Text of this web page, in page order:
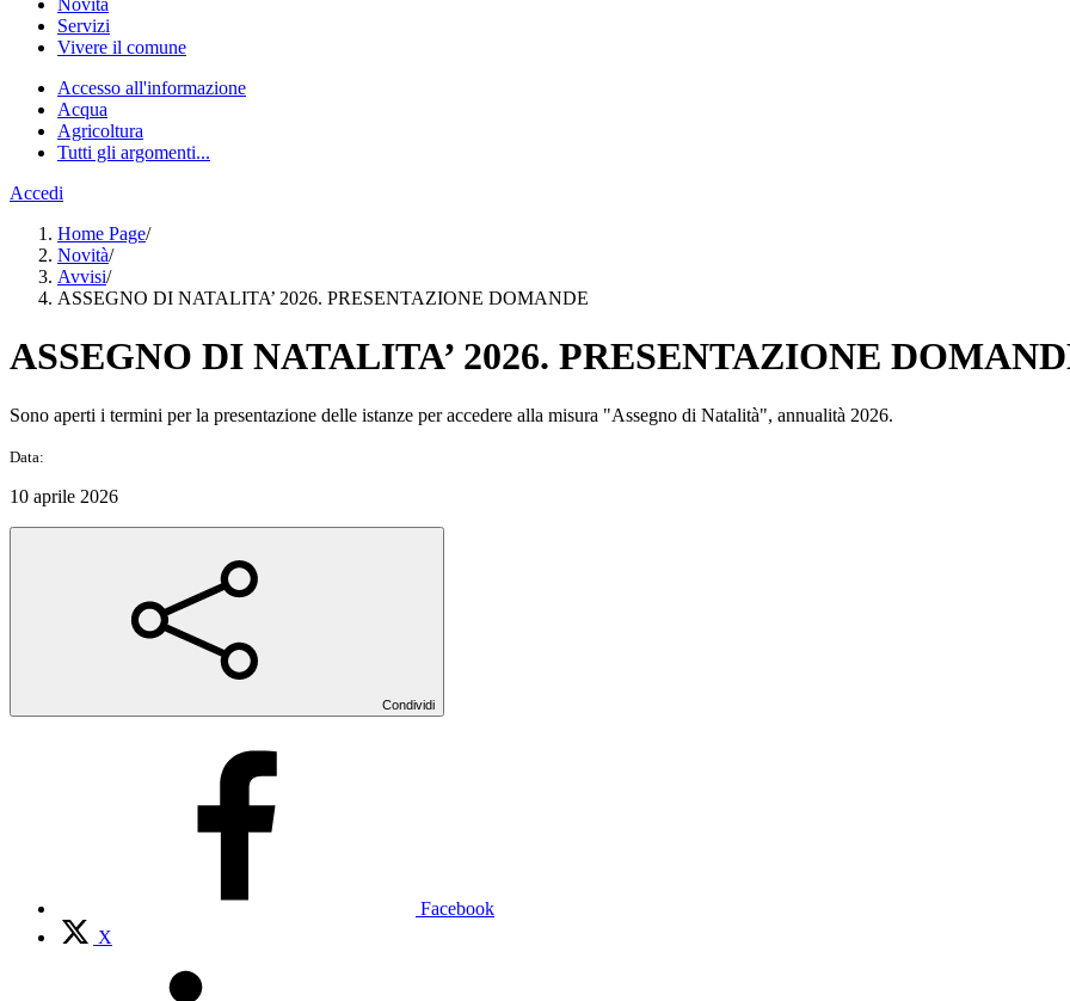
Novità
Servizi
Vivere il comune
Accesso all'informazione
Acqua
Agricoltura
Tutti gli argomenti...
Accedi
Home Page/
Novità/
Avvisi/
ASSEGNO DI NATALITA’ 2026. PRESENTAZIONE DOMANDE
ASSEGNO DI NATALITA’ 2026. PRESENTAZIONE
Sono aperti i termini per la presentazione delle istanze per accedere alla misura "Assegno di Natalità", annualità 2026.
Data:
10 aprile 2026
Condividi
Facebook
X